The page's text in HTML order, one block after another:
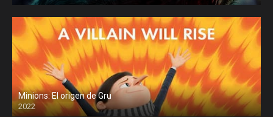
Minions: El origen de Gru
2022